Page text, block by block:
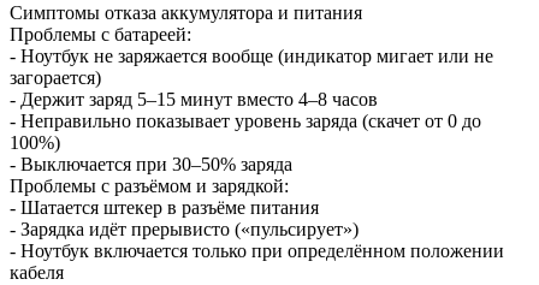
Симптомы отказа аккумулятора и питания
Проблемы с батареей:
- Ноутбук не заряжается вообще (индикатор мигает или не
загорается)
- Держит заряд 5–15 минут вместо 4–8 часов
- Неправильно показывает уровень заряда (скачет от 0 до
100%)
- Выключается при 30–50% заряда
Проблемы с разъёмом и зарядкой:
- Шатается штекер в разъёме питания
- Зарядка идёт прерывисто («пульсирует»)
- Ноутбук включается только при определённом положении
кабеля